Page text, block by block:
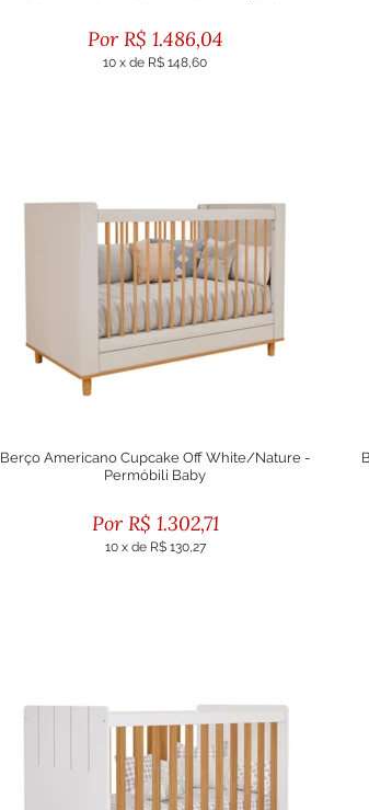
R$ 1.486,04
10 x de R$ 148,60
Berço Americano Cupcake Off White/Nature -
Permóbili Baby
R$ 1.302,71
10 x de R$ 130,27